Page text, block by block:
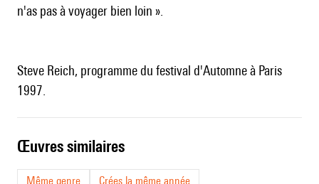
n'as pas à voyager bien loin ».
Steve Reich, programme du festival d'Automne à Paris
1997.
œuvres similaires
Même genre
Crées la même année